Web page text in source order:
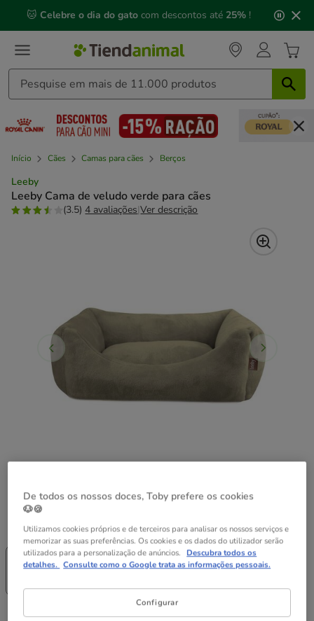
mensagem,
🐱 Celebre o dia do gato com descontos até 25% !
Início Cães Camas para cães Berços
Leeby
Leeby Cama de veludo verde para cães
(3.5) 4 avaliações|Ver descrição
Tamanho: M (20 x 74 x 61 cm)
S (20 x 63 x 51
cm)
M (20 x 74 x
61 cm)
L (20 x 86 x 66
cm)
De todos os nossos doces, Toby prefere os cookies
🐶🍪
Utilizamos cookies próprios e de terceiros para analisar os nossos serviços e
memorizar as suas preferências. Os cookies e os dados do utilizador serão
utilizados para a personalização de anúncios. Descubra todos os
detalhes. Consulte como o Google trata as informações pessoais.
Configurar